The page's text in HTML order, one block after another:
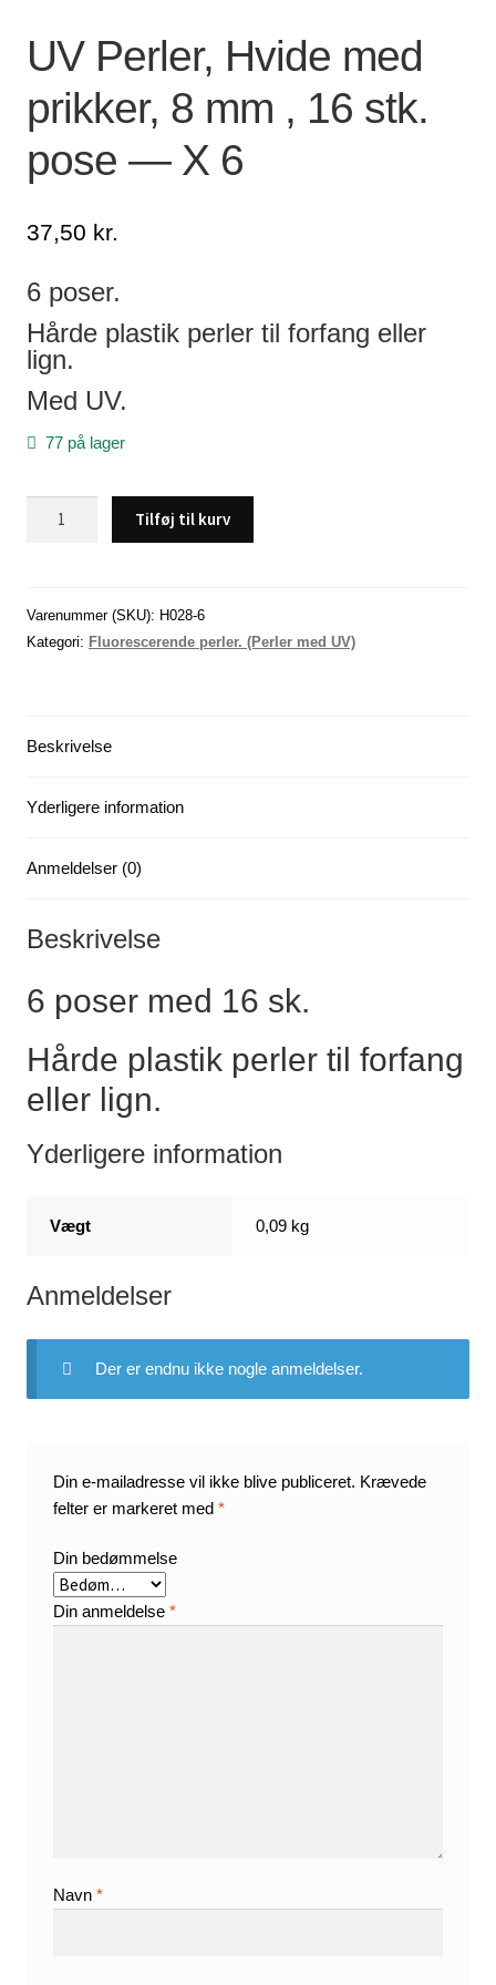
Lagersalg
Min Konto
Glemt adgangskode
UV Perler, Hvide med
prikker, 8 mm , 16 stk.
pose — X 6
37,50 kr.
6 poser.
Hårde plastik perler til forfang eller
lign.
Med UV.
77 på lager
prikker,
8
stk.
-
X
antal
Tilføj til kurv
Varenummer (SKU): H028-6
Kategori: Fluorescerende perler. (Perler med UV)
Beskrivelse
Yderligere information
Anmeldelser (0)
Beskrivelse
6 poser med 16 sk.
Hårde plastik perler til forfang
eller lign.
Yderligere information
Vægt 0,09 kg
Anmeldelser
Der er endnu ikke nogle anmeldelser.
Din e-mailadresse vil ikke blive publiceret. Krævede
felter er markeret med*
Din bedømmelse
Din anmeldelse*
Navn*